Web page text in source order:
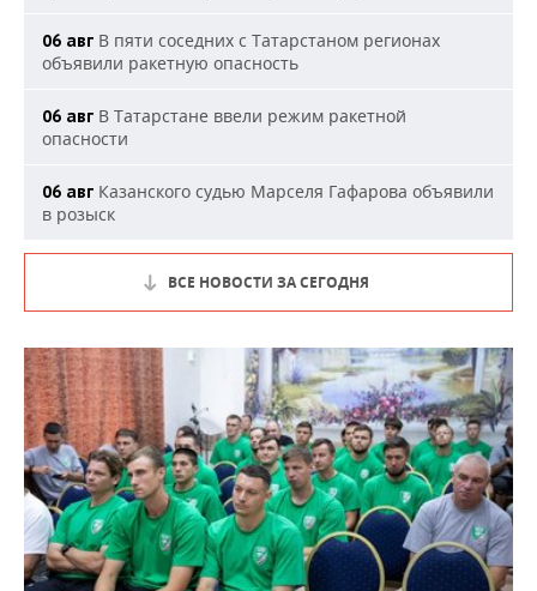
06 авг В пяти соседних с Татарстаном регионах
объявили ракетную опасность
06 авг В Татарстане ввели режим ракетной
опасности
06 авг Казанского судью Марселя Гафарова объявили
в розыск
ВСЕ НОВОСТИ ЗА СЕГОДНЯ